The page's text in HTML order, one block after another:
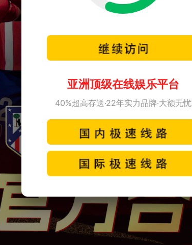
亚洲顶级在线娱乐平台
40%超高存送·22年实力品牌·大额无忧